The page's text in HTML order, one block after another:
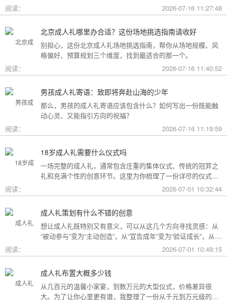
阅读： 2026-07-16 11:27:48
北京成人礼哪里办合适？这份场地挑选指南请收好
别担心，这份北京成人礼场地挑选指南，帮你从场地规模、风
格偏好、预算规划三个维度，找到最适合的那一个。
阅读：
2026-07-16 11:40:52
男孩成人礼寄语：致即将奔赴山海的少年
那么，男孩的成人礼寄语应该包含什么？如何写出一份既能触
动心灵、又能指引方向的祝福？
阅读：
2026-07-16 11:19:59
18岁成人礼需要什么仪式吗
一场完整的成人礼，通常包含庄重的集体仪式、传统的冠笄之
礼和充满个性的创意环节。这里为你梳理了一份详尽的仪式清
阅读： 2026-07-01 10:32:44
成人礼策划有什么不错的创意
想让成人礼既特别又有意义，可以从这几个方向寻找灵感：从
“被动参与”变为“主动创造”，从“宣告成年”变为“验证成长”，从
阅读： 2026-07-01 10:49:15
成人礼布置大概多少钱
从几百元的温馨小家宴，到数万元的大型仪式，价格差异很
大。为了让你心里更有谱，我整理了一份从千元到万元级的费